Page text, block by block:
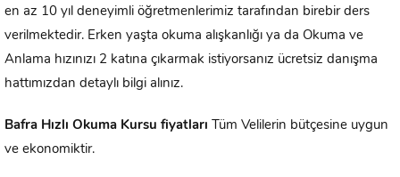
en az 10 yıl deneyimli öğretmenlerimiz tarafından birebir ders
verilmektedir. Erken yaşta okuma alışkanlığı ya da Okuma ve
Anlama hızınızı 2 katına çıkarmak istiyorsanız ücretsiz danışma
hattımızdan detaylı bilgi alınız.
Bafra Hızlı Okuma Kursu fiyatları Tüm Velilerin bütçesine uygun
ve ekonomiktir.